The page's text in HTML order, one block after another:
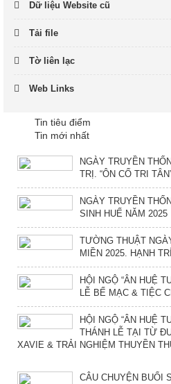
Dữ liệu Website cũ
Tải file
Tờ liên lạc
Web Links
Tin tiêu điểm
Tin mới nhất
NGÀY TRUYỀN
TRỊ. “ÔN CỐ TRI
NGÀY TRUYỀN
SINH HUẾ NĂM 2025
TƯỜNG THUẬT
MIỀN 2025. HẠNH
HỘI NGỘ “ÂN HUỆ
LỄ BẾ MẠC & TIỆC
HỘI NGỘ “ÂN HUỆ
THÁNH LỄ TẠI TỪ
XAVIE & TRẢI NGHIỆM THUYỀN
CÂU CHUYỆN BUỔI